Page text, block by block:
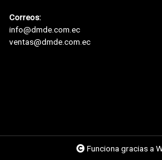
Correos:
info@dmde.com.ec
ventas@dmde.com.ec
Funciona gracias a